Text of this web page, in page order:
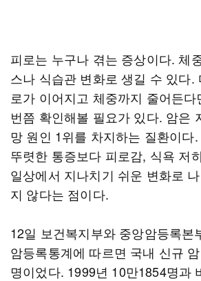
피로는 누구나 겪는 증상이다. 체
스나 식습관 변화로 생길 수 있다.
로가 이어지고 체중까지 줄어든
번쯤 확인해볼 필요가 있다. 암은
망 원인 1위를 차지하는 질환이다
뚜렷한 통증보다 피로감, 식욕 저
일상에서 지나치기 쉬운 변화로
지 않다는 점이다.
12일 보건복지부와 중앙암등록본
암등록통계에 따르면 국내 신규
명이었다. 1999년 10만1854명과